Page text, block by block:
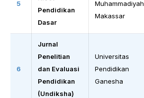
5
Pendidikan
Dasar
Muhammadiyah
Makassar
6
Jurnal
Penelitian
dan Evaluasi
Pendidikan
(Undiksha)
Universitas
Pendidikan
Ganesha